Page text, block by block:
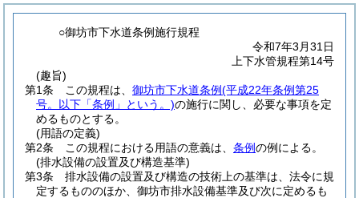
○御坊市下水道条例施行規程
令和7年3月31日
上下水管規程第14号
(趣旨)
第1条
この規程は、 御坊市下水道条例(平成22年条例第25
号。以下「条例」という。)の施行に関し、必要な事項を定
めるものとする。
(用語の定義)
第2条
この規程における用語の意義は、 条例の例による。
(排水設備の設置及び構造基準)
第3条
排水設備の設置及び構造の技術上の基準は、法令に規
定するもののほか、御坊市排水設備基準及び次に定めるも